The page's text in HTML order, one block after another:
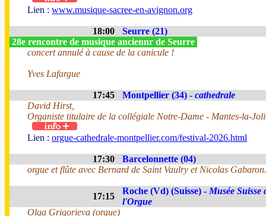
Lien : www.musique-sacree-en-avignon.org
18:00
Seurre (21)
28e rencontre de musique anciennr de Seurre
concert annulé à cause de la canicule !
Yves Lafargue
17:45 Montpellier (34) - cathedrale
David Hirst,
Organiste titulaire de la collégiale Notre-Dame - Mantes-la-
Lien : orgue-cathedrale-montpellier.com/festival-2026.html
17:30
Barcelonnette (04)
orgue et flûte avec Bernard de Saint Vaulry et Nicolas Gabaron.
17:15
Roche (Vd) (Suisse) - Musée Suisse
l'Orgue
Olga Grigorieva (orgue)